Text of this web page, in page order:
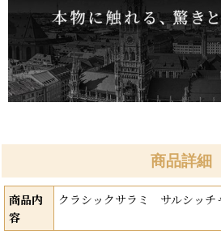
商品詳細
商品内
容
クラシックサラミ サルシッチ